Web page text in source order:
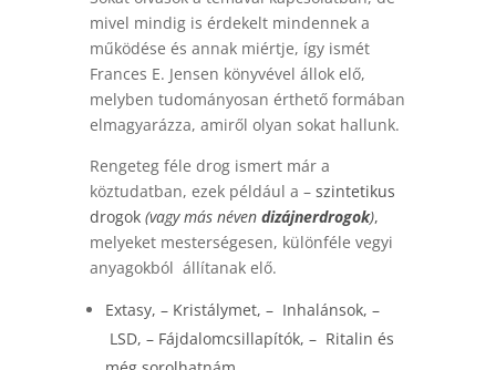
mivel mindig is érdekelt mindennek a
működése és annak miértje, így ismét
Frances E. Jensen könyvével állok elő,
melyben tudományosan érthető formában
elmagyarázza, amiről olyan sokat hallunk.
Rengeteg féle drog ismert már a
köztudatban, ezek például a – szintetikus
drogok (vagy más néven dizájnerdrogok),
melyeket mesterségesen, különféle vegyi
anyagokból állítanak elő.
Extasy, – Kristálymet, – Inhalánsok, –
LSD, – Fájdalomcsillapítók, – Ritalin és